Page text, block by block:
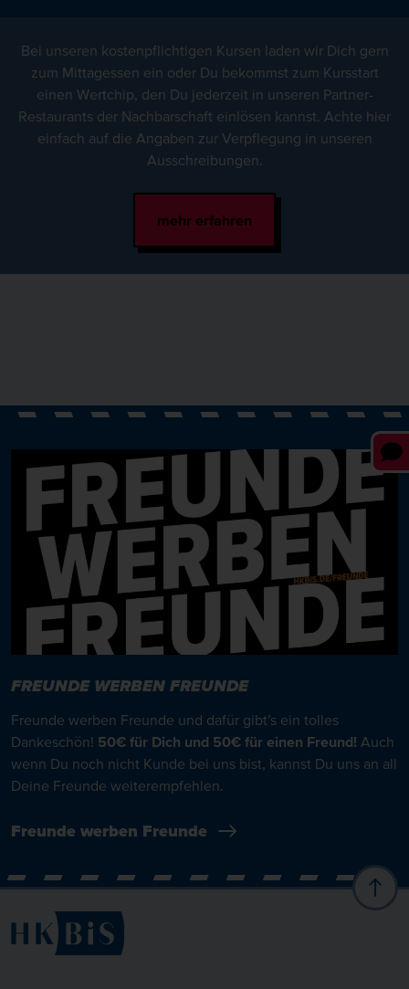
Bei unseren kostenpflichtigen Kursen laden wir Dich gern
zum Mittagessen ein oder Du bekommst zum Kursstart
einen Wertchip, den Du jederzeit in unseren Partner-
Restaurants der Nachbarschaft einlösen kannst. Achte hier
einfach auf die Angaben zur Verpflegung in unseren
Ausschreibungen.
mehr erfahren
FREUNDE WERBEN FREUNDE
Freunde werben Freunde und dafür gibt’s ein tolles
Dankeschön! 50€ für Dich und 50€ für einen Freund! Auch
wenn Du noch nicht Kunde bei uns bist, kannst Du uns an all
Deine Freunde weiterempfehlen.
Freunde werben Freunde